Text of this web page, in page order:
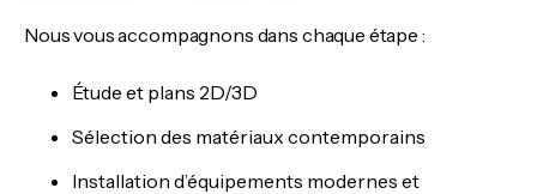
Nous vous accompagnons dans chaque étape :
Étude et plans 2D/3D
Sélection des matériaux contemporains
Installation d’équipements modernes et